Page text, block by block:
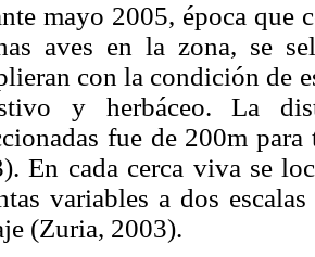
mayo 2005, época que
aves en la zona, se
con la condición de
y herbáceo. La
fue de 200m
En cada cerca viva se
variables a dos
(Zuria, 2003).